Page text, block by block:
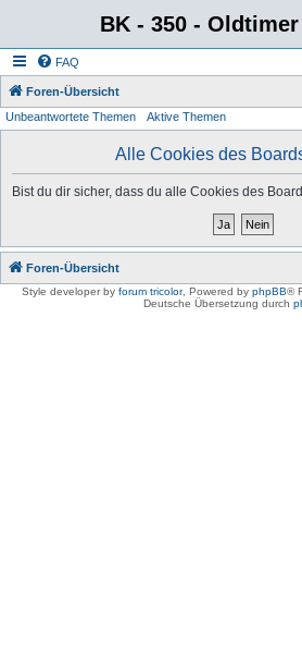
BK - 350 -
FAQ
Foren-Übersicht
Unbeantwortete Themen Aktive Themen
Alle Cookies des
Bist du dir sicher, dass du alle Cookies des
Foren-Übersicht
Style developer by forum tricolor, Powered by phpBB®
Deutsche Übersetzung durch